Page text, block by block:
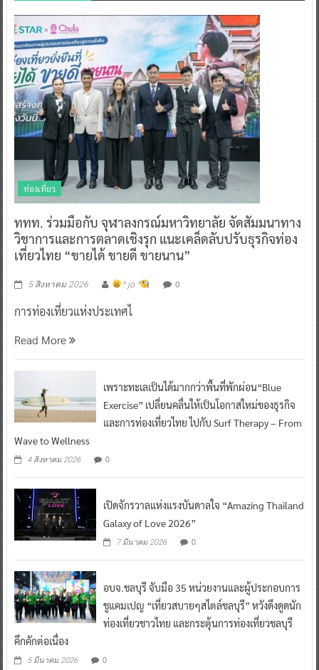
ท่องเที่ยว
ททท. ร่วมมือกับ จุฬาลงกรณ์มหาวิทยาลัย จัดสัมมนาทาง
วิชาการและการตลาดเชิงรุก แนะเคล็ดลับปรับธุรกิจท่อง
เที่ยวไทย “ขายได้ ขายดี ขายนาน”
5 สิงหาคม 2026 ^ jo ^ 0
การท่องเที่ยวแห่งประเทศไ
Read More
เพราะทะเลเป็นได้มากกว่าพื้นที่พักผ่อน“Blue
Exercise” เปลี่ยนคลื่นให้เป็นโอกาสใหม่ของธุรกิจ
และการท่องเที่ยวไทย ไปกับ Surf Therapy – From
Wave to Wellness
4 สิงหาคม 2026 0
เปิดจักรวาลแห่งแรงบันดาลใจ “Amazing Thailand
Galaxy of Love 2026”
7 มีนาคม 2026 0
อบจ.ชลบุรี จับมือ 35 หน่วยงานและผู้ประกอบการ
ชูแคมเปญ “เที่ยวสบายๆสไตล์ชลบุรี” หวังดึงดูดนัก
ท่องเที่ยวชาวไทย และกระตุ้นการท่องเที่ยวชลบุรี
คึกคักต่อเนื่อง
5 มีนาคม 2026 0